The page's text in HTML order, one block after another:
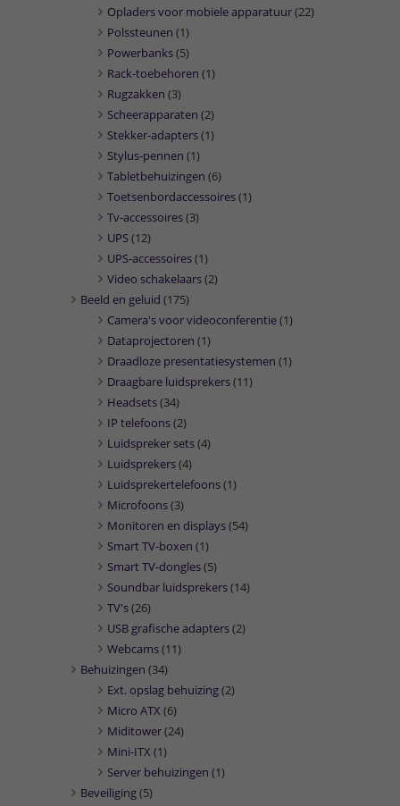
Opladers voor mobiele apparatuur(22)
Polssteunen (1)
Powerbanks(5)
Rack-toebehoren (1)
Rugzakken (3)
Scheerapparaten (2)
Stekker-adapters(1)
Stylus-pennen (1)
Tabletbehuizingen (6)
Toetsenbordaccessoires(1)
Tv-accessoires(3)
UPS(12)
UPS-accessoires(1)
Video schakelaars(2)
Beeld en geluid (175)
Camera's voor videoconferentie(1)
Dataprojectoren (1)
Draadloze presentatiesystemen (1)
Draagbare luidsprekers(11)
Headsets(34)
IP telefoons(2)
Luidspreker sets(4)
Luidsprekers(4)
Luidsprekertelefoons(1)
Microfoons(3)
Monitoren en displays(54)
Smart TV-boxen (1)
Smart TV-dongles(5)
Soundbar luidsprekers(14)
TV's(26)
USB grafische adapters(2)
Webcams(11)
Behuizingen (34)
Ext. opslag behuizing(2)
Micro ATX (6)
Miditower(24)
Mini-ITX (1)
Server behuizingen (1)
Beveiliging(5)